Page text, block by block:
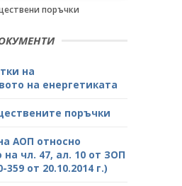
поръчки
на
на енергетиката
поръчки
АОП относно
на чл. 47, ал. 10 от ЗОП
от 20.10.2014 г.)